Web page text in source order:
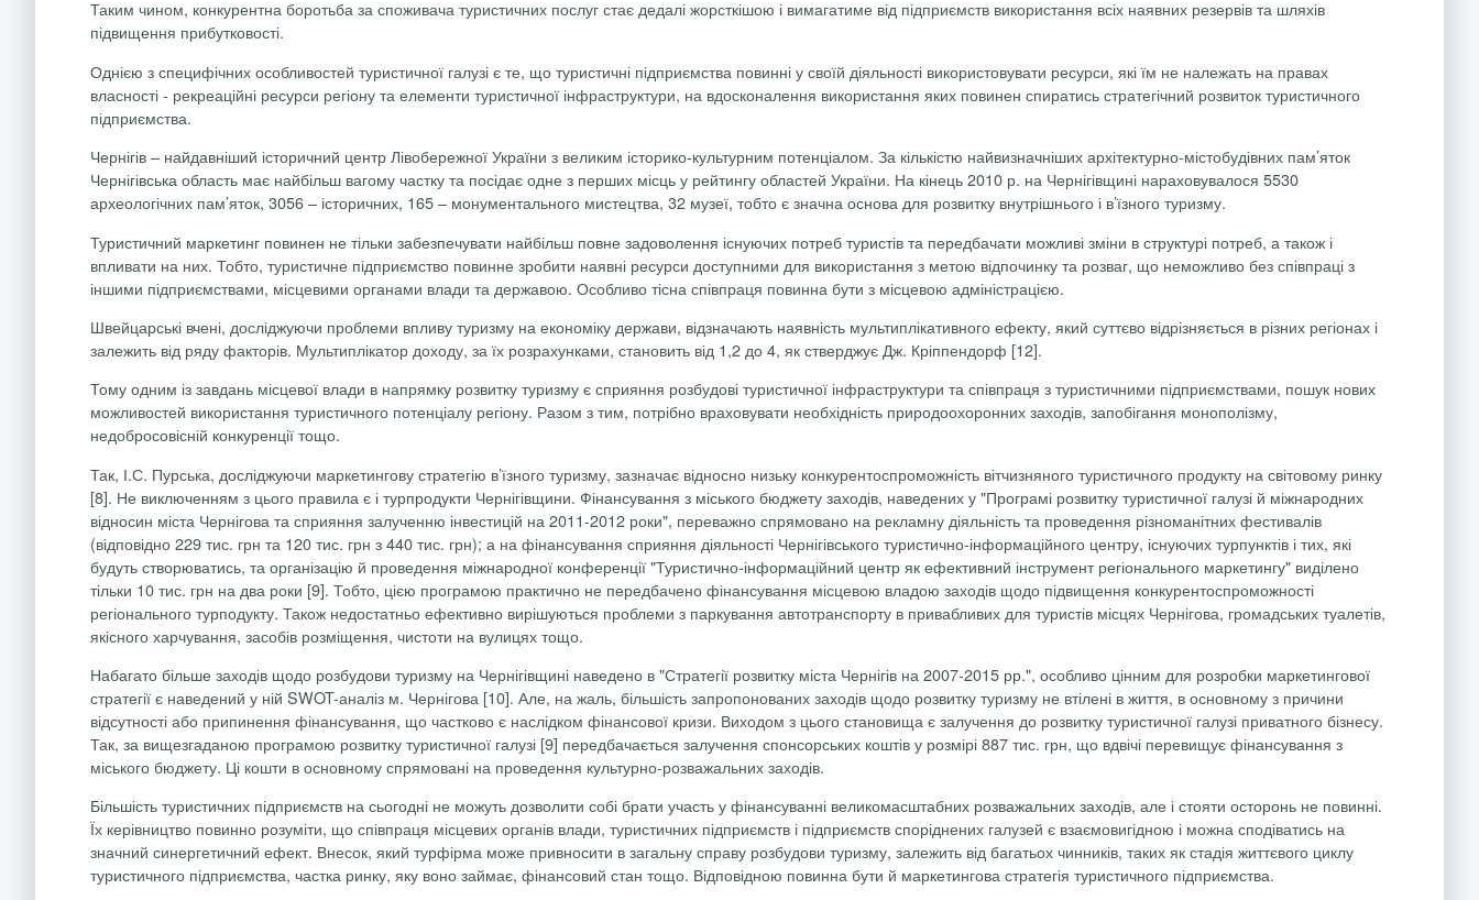
Таким чином, конкурентнаборотьба за споживача туристичних послуг стає дедалі жорсткішою і вимагатиме від підприємств використання всіх наявних резервів та шляхів
підвищення прибутковості.
Однією з специфічних особливостей туристичної галузі є те, що туристичні підприємства повинні у своїй діяльності використовувати ресурси, які їм не належать на правах
власності- рекреаційні ресурси регіону та елементи туристичної інфраструктури, на вдосконалення використання яких повинен спиратись стратегічний розвиток туристичного
підприємства.
Чернігів – найдавніший історичний центр Лівобережної України з великим історико-культурним потенціалом. За кількістю найвизначніших архітектурно-містобудівних пам’яток
Чернігівська область має найбільш вагому частку та посідає одне з перших місць у рейтингу областей України. На кінець 2010 р. на Чернігівщині нараховувалося 5530
археологічних пам’яток, 3056 – історичних, 165 – монументального мистецтва, 32 музеї, тобто є значна основа для розвитку внутрішнього і в’їзного туризму.
Туристичний маркетинг повинен не тільки забезпечувати найбільш повне задоволення існуючих потреб туристів та передбачати можливі зміни в структурі потреб, а також і
впливати на них. Тобто, туристичне підприємство повинне зробити наявні ресурси доступними для використання з метою відпочинку та розваг, що неможливо без співпраці з
іншими підприємствами, місцевими органами влади та державою. Особливо тісна співпраця повинна бути з місцевою адміністрацією.
Швейцарські вчені, досліджуючи проблеми впливу туризму на економіку держави, відзначають наявність мультиплікативного ефекту, який суттєво відрізняється в різних регіонах і
залежить від ряду факторів. Мультиплікатор доходу, за їх розрахунками, становить від 1,2 до 4, як стверджує Дж. Кріппендорф [12].
Тому одним із завдань місцевої влади в напрямку розвитку туризму є сприяння розбудові туристичної інфраструктури та співпраця з туристичними підприємствами, пошук нових
можливостей використання туристичного потенціалу регіону. Разом з тим, потрібно враховувати необхідність природоохоронних заходів, запобігання монополізму,
недобросовісній конкуренції тощо.
Так, І.С. Пурська, досліджуючи маркетингову стратегію в’їзного туризму, зазначає відносно низьку конкурентоспроможність вітчизняного туристичного продукту на світовому ринку
[8]. Не виключенням з цього правила є ітурпродукти Чернігівщини. Фінансування з міського бюджету заходів, наведених у "Програмі розвитку туристичної галузі й міжнародних
відносин міста Чернігова та сприяння залученню інвестицій на 2011-2012 роки", переважно спрямовано на рекламну діяльність та проведення різноманітних фестивалів
(відповідно 229 тис. грн та 120 тис. грн з 440 тис. грн); а на фінансування сприяння діяльності Чернігівського туристично-інформаційного центру, існуючихтурпунктів і тих, які
будуть створюватись, та організацію й проведення міжнародної конференції "Туристично-інформаційний центр як ефективний інструмент регіонального маркетингу" виділено
тільки 10 тис. грн на два роки [9]. Тобто, цією програмою практично не передбачено фінансування місцевою владою заходів щодо підвищення конкурентоспроможності
регіональноготурподукту. Також недостатньо ефективно вирішуються проблеми з паркування автотранспорту в привабливих для туристів місцях Чернігова, громадських туалетів,
якісного харчування, засобів розміщення, чистоти на вулицях тощо.
Набагато більше заходів щодо розбудови туризму на Чернігівщині наведено в "Стратегії розвитку міста Чернігів на 2007-2015 рр.", особливо цінним для розробки маркетингової
стратегії є наведений у ній SWOT-аналіз м. Чернігова [10]. Але, на жаль, більшість запропонованих заходів щодо розвитку туризму не втілені в життя, в основному з причини
відсутності або припинення фінансування, що частково є наслідком фінансової кризи. Виходом з цього становища є залучення до розвитку туристичної галузі приватного бізнесу.
Так, за вищезгаданою програмою розвитку туристичної галузі [9] передбачається залучення спонсорських коштів у розмірі 887 тис. грн, що вдвічі перевищує фінансування з
міського бюджету. Ці кошти в основному спрямовані на проведення культурно-розважальних заходів.
Більшість туристичних підприємств на сьогодні не можуть дозволити собі брати участь у фінансуванні великомасштабних розважальних заходів, але і стояти осторонь не повинні.
Їх керівництво повинно розуміти, що співпраця місцевих органів влади, туристичних підприємств і підприємств споріднених галузей є взаємовигідною і можна сподіватись на
значний синергетичний ефект. Внесок, який турфірма може привносити в загальну справу розбудови туризму, залежить від багатьох чинників, таких як стадія життєвого циклу
туристичного підприємства, частка ринку, яку воно займає, фінансовий стан тощо. Відповідною повинна бути й маркетингова стратегія туристичного підприємства.